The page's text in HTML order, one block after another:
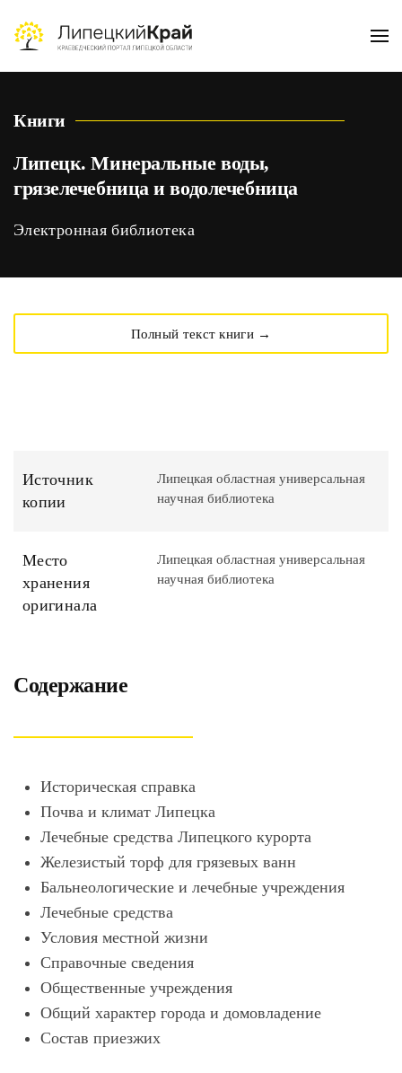
Skip to main content
Книги
Липецк. Минеральные воды,
грязелечебница и водолечебница
Электронная библиотека
Полный текст книги →
Источник
копии
Липецкая областная универсальная
научная библиотека
Место
хранения
оригинала
Липецкая областная универсальная
научная библиотека
Содержание
Историческая справка
Почва и климат Липецка
Лечебные средства Липецкого курорта
Железистый торф для грязевых ванн
Бальнеологические и лечебные учреждения
Лечебные средства
Условия местной жизни
Справочные сведения
Общественные учреждения
Общий характер города и домовладение
Состав приезжих